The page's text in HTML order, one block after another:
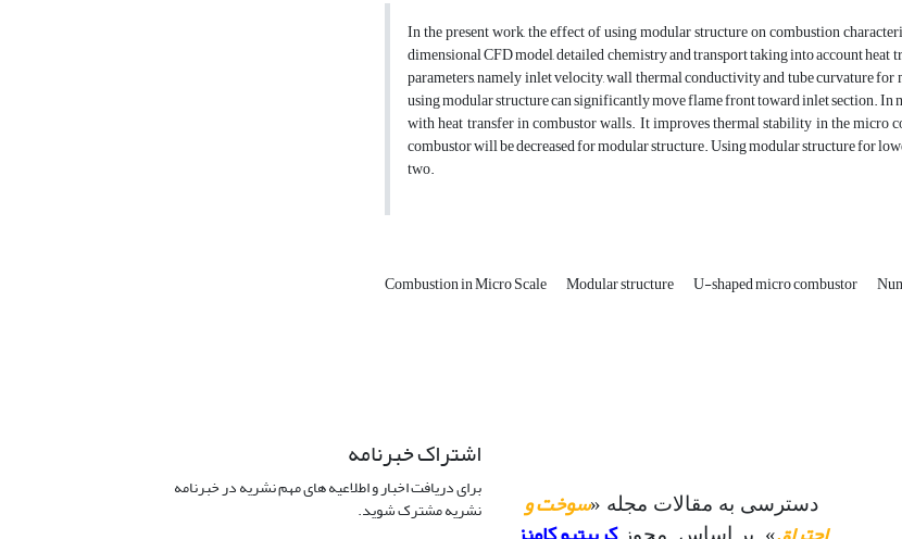
In the present work, the effect of using modular structure on combustion
dimensional CFD model, detailed chemistry and transport taking into account
parameters, namely inlet velocity, wall thermal conductivity and tube curvature
using modular structure can significantly move flame front toward inlet section. In
with heat transfer in combustor walls. It improves thermal stability in the micro
combustor will be decreased for modular structure. Using modular structure for
two.
Combustion in Micro Scale Modular structure U-shaped micro combustor
دسترسی به مقالات مجله «سوخت و
اشتراک خبرنامه
برای دریافت اخبار و اطلاعیه های مهم نشریه در خبرنامه
نشریه مشترک شوید.